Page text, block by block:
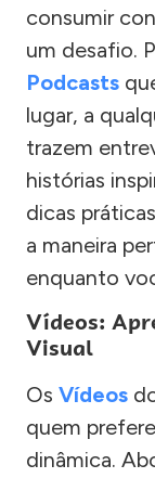
consumir
um desafio.
Podcasts
lugar, a
trazem
histórias
dicas
a maneira
enquanto
Vídeos:
Visual
Os Vídeos
quem
dinâmica.